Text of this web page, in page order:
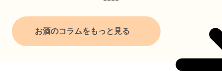
お酒のコラムをもっと見る